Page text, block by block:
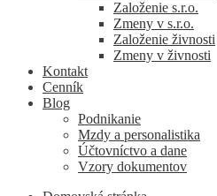
Založenie s.r.o.
Zmeny v s.r.o.
Založenie živnosti
Zmeny v živnosti
Kontakt
Cenník
Blog
Podnikanie
Mzdy a personalistika
Účtovníctvo a dane
Vzory dokumentov